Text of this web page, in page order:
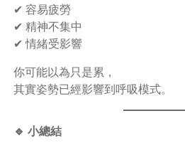
✔ 容易疲勞
✔ 精神不集中
✔ 情緒受影響
你可能以為只是累，
其實姿勢已經影響到呼吸模式。
🔹 小總結